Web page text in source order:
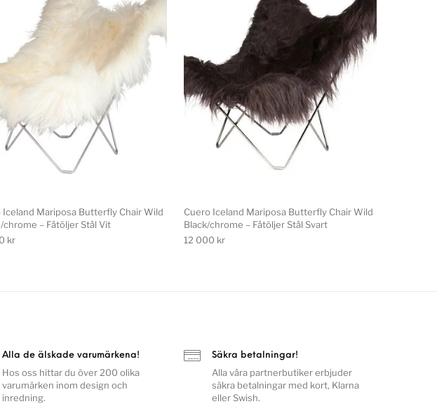
Iceland Mariposa Butterfly Chair Wild
– Fåtöljer Stål Vit
kr
Cuero Iceland Mariposa Butterfly Chair Wild
Black/chrome – Fåtöljer Stål Svart
12 000 kr
Alla de älskade varumärkena!
Hos oss hittar du över 200 olika
varumärken inom design och
inredning.
Säkra betalningar!
Alla våra partnerbutiker erbjuder
säkra betalningar med kort, Klarna
eller Swish.